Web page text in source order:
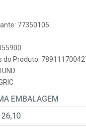
77350105
do Produto:
EMBALAGEM